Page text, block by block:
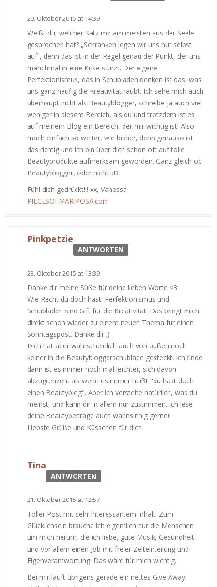
20. Oktober 2015 at 14:39
Weißt du, welcher Satz mir am meisten aus der Seele
gesprochen hat? „Schranken legen wir uns nur selbst
auf“, denn das ist in der Regel genau der Punkt, der uns
manchmal in eine Krise stürzt. Der eigene
Perfektionismus, das in Schubladen denken ist das, was
uns ganz häufig die Kreativität raubt. Ich sehe mich auch
überhaupt nicht als Beautyblogger, schreibe ja auch viel
weniger in diesem Bereich, als du und trotzdem ist es
auf meinem Blog ein Bereich, der mir wichtig ist! Also
mach einfach so weiter, wie bisher, denn genauso ist
das richtig und ich bin über dich schon oft auf tolle
Beautyprodukte aufmerksam geworden. Ganz gleich ob
Beautyblogger, oder nicht! :D
Fühl dich gedrückt!!! xx, Vanessa
PIECESOFMARIPOSA.com
Pinkpetzie
ANTWORTEN
23. Oktober 2015 at 13:39
Danke dir meine Süße für deine lieben Worte <3
Wie Recht du doch hast: Perfektionismus und
Schubladen sind Gift für die Kreativität. Das bringt mich
direkt schon wieder zu einem neuen Thema für einen
Sonntagspost. Danke dir ;)
Dich hat aber wahrscheinlich auch von außen noch
keiner in die Beautybloggerschublade gesteckt, ich finde
dann ist es immer noch mal leichter, sich davon
abzugrenzen, als wenn es immer heißt "du hast doch
einen Beautyblog". Aber ich verstehe natürlich, was du
meinst, und kann dir in allem nur zustimmen. Ich lese
deine Beautybeiträge auch wahnsinnig gerne!!
Liebste Grüße und Küsschen für dich
Tina
ANTWORTEN
21. Oktober 2015 at 12:57
Toller Post mit sehr interessantem Inhalt. Zum
Glücklichsein brauche ich eigentlich nur die Menschen
um mich herum, die ich liebe, gute Musik, Gesundheit
und vor allem einen Job mit freier Zeiteinteilung und
Eigenverantwortung. Das wäre für mich wichtig.
Bei mir läuft übrigens gerade ein nettes Give Away.